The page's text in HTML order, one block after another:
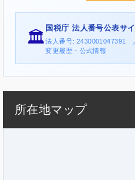
🏛️
国税庁 法人番号公表サ
法人番号: 2430001047391
変更履歴・公式情報
所在地マップ